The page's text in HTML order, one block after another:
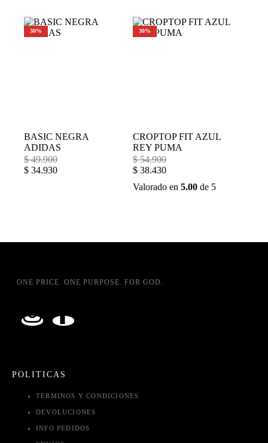
30%
BASIC NEGRA
ADIDAS
$49.900
$ 34.930
30%
CROPTOP FIT AZUL
REY PUMA
$54.900
$ 38.430
Valorado en5.00 de 5
ONE PRICE. ONE PURPOSE. FOR GOD.
POLITICAS
TERMINOS Y CONDICIONES
DEVOLUCIONES
INFO PEDIDOS